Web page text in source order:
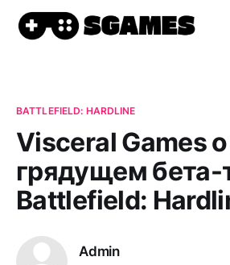
BATTLEFIELD: HARDLINE
Visceral Games о
грядущем бета-
Battlefield:
Admin